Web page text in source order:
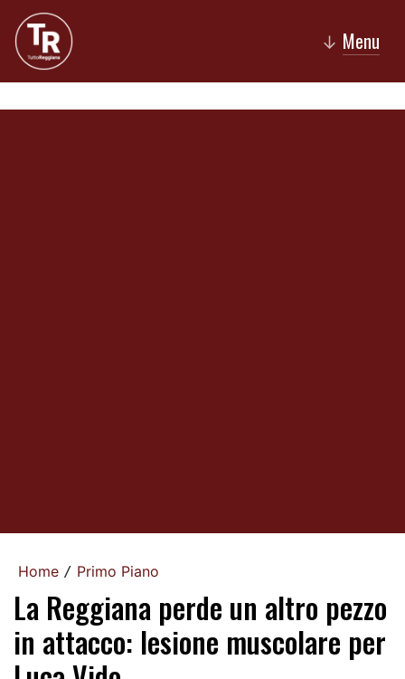
↓ Menu
Home / Primo Piano
La Reggiana perde un altro pezzo
in attacco: lesione muscolare per